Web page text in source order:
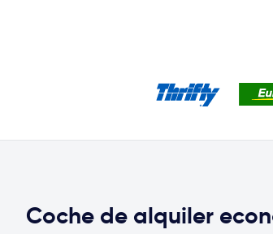
Coche de alquiler